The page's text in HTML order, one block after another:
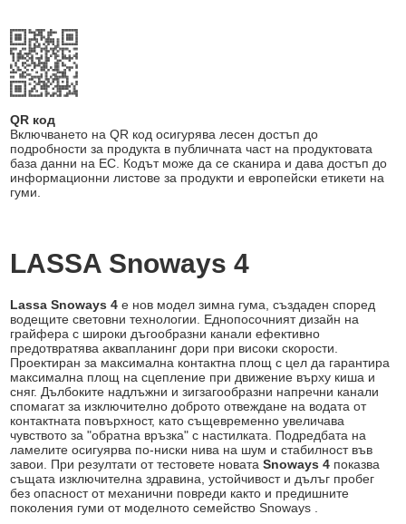
QR код
Включването на QR код осигурява лесен достъп до
подробности за продукта в публичната част на продуктовата
база данни на ЕС. Кодът може да се сканира и дава достъп до
информационни листове за продукти и европейски етикети на
гуми.
LASSA Snoways 4
Lassa Snoways 4 е нов модел зимна гума, създаден според
водещите световни технологии. Еднопосочният дизайн на
грайфера с широки дъгообразни канали ефективно
предотвратява аквапланинг дори при високи скорости.
Проектиран за максимална контактна площ с цел да гарантира
максимална площ на сцепление при движение върху киша и
сняг. Дълбоките надлъжни и зигзагообразни напречни канали
спомагат за изключително доброто отвеждане на водата от
контактната повърхност, като същевременно увеличава
чувството за "обратна връзка" с настилката. Подредбата на
ламелите осигуярва по-ниски нива на шум и стабилност във
завои. При резултати от тестовете новатаSnoways 4 показва
същата изключителна здравина, устойчивост и дълъг пробег
без опасност от механични повреди както и предишните
поколения гуми от моделното семейство Snoways .